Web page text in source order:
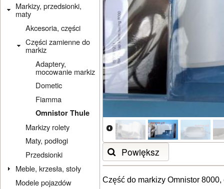
Markizy, przedsionki,
maty
Akcesoria, części
Części zamienne do
markiz
Adaptery,
mocowanie markiz
Dometic
Fiamma
Omnistor Thule
Markizy rolety
Maty, podłogi
Przedsionki
Meble, krzesła, stoły
Modele pojazdów
Powiększ
Część do markizy Omnistor 8000,